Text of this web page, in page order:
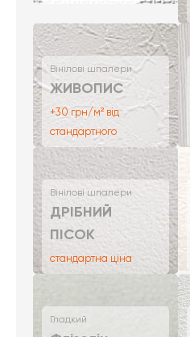
Вінілові шпалери
ЖИВОПИС
+30 грн/м² від
стандартного
Вінілові шпалери
ДРІБНИЙ
ПІСОК
стандартна ціна
Гладкий